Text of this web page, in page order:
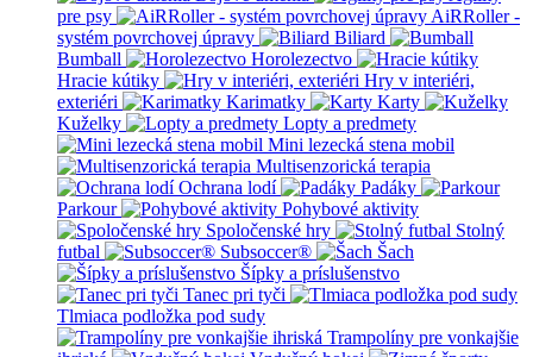
pre psy
AiRRoller -
systém povrchovej úpravy
Biliard
Bumball
Horolezectvo
Hracie kútiky
Hry v interiéri,
exteriéri
Karimatky
Karty
Kuželky
Lopty a predmety
Mini lezecká stena mobil
Multisenzorická terapia
Ochrana lodí
Padáky
Parkour
Pohybové aktivity
Spoločenské hry
Stolný
futbal
Subsoccer®
Šach
Šípky a príslušenstvo
Tanec pri tyči
Tlmiaca podložka pod sudy
Trampolíny pre vonkajšie